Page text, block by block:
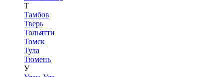
Т
Тамбов
Тверь
Тольятти
Томск
Тула
Тюмень
У